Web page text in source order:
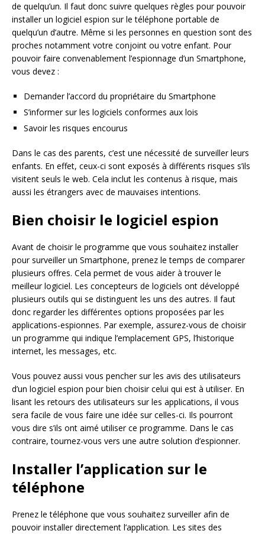
de quelqu’un. Il faut donc suivre quelques règles pour pouvoir
installer un logiciel espion sur le téléphone portable de
quelqu’un d’autre. Même si les personnes en question sont des
proches notamment votre conjoint ou votre enfant. Pour
pouvoir faire convenablement l’espionnage d’un Smartphone,
vous devez :
Demander l’accord du propriétaire du Smartphone
S’informer sur les logiciels conformes aux lois
Savoir les risques encourus
Dans le cas des parents, c’est une nécessité de surveiller leurs
enfants. En effet, ceux-ci sont exposés à différents risques s’ils
visitent seuls le web. Cela inclut les contenus à risque, mais
aussi les étrangers avec de mauvaises intentions.
Bien choisir le logiciel espion
Avant de choisir le programme que vous souhaitez installer
pour surveiller un Smartphone, prenez le temps de comparer
plusieurs offres. Cela permet de vous aider à trouver le
meilleur logiciel. Les concepteurs de logiciels ont développé
plusieurs outils qui se distinguent les uns des autres. Il faut
donc regarder les différentes options proposées par les
applications-espionnes. Par exemple, assurez-vous de choisir
un programme qui indique l’emplacement GPS, l’historique
internet, les messages, etc.
Vous pouvez aussi vous pencher sur les avis des utilisateurs
d’un logiciel espion pour bien choisir celui qui est à utiliser. En
lisant les retours des utilisateurs sur les applications, il vous
sera facile de vous faire une idée sur celles-ci. Ils pourront
vous dire s’ils ont aimé utiliser ce programme. Dans le cas
contraire, tournez-vous vers une autre solution d’espionner.
Installer l’application sur le
téléphone
Prenez le téléphone que vous souhaitez surveiller afin de
pouvoir installer directement l’application. Les sites des